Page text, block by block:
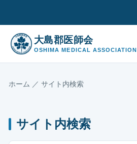
大島郡医師会
OSHIMA MEDICAL ASSOCIATION
ホーム ／ サイト内検索
サイト内検索